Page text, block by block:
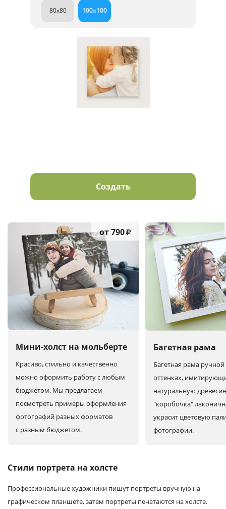
Мини-холст на мольберте
от 790₽
Красиво, стильно и качественно
можно оформить работу с любым
бюджетом. Мы предлагаем
посмотреть примеры оформления
фотографий разных форматов
с разным бюджетом.
Багетная рама
Багетная рама
оттенках,
натуральную
"коробочка"
украсит цветовую
фотографии.
80x80 100x100
Создать
Стили портрета на холсте
Профессиональные художники пишут портреты вручную на
графическом планшете, затем портреты печатаются на холсте.